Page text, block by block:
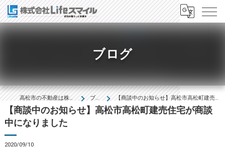
ブログ
高松市の不動産は株式会社Lifeｽﾏｲﾙ ブログ 【商談中のお知らせ】高松市高松町建売住宅が商談中になりました
【商談中のお知らせ】高松市高松町建売住宅が商談
中になりました
2020/09/10